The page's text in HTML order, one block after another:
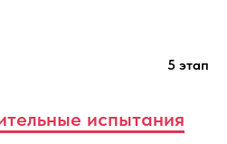
5 этап
испытания